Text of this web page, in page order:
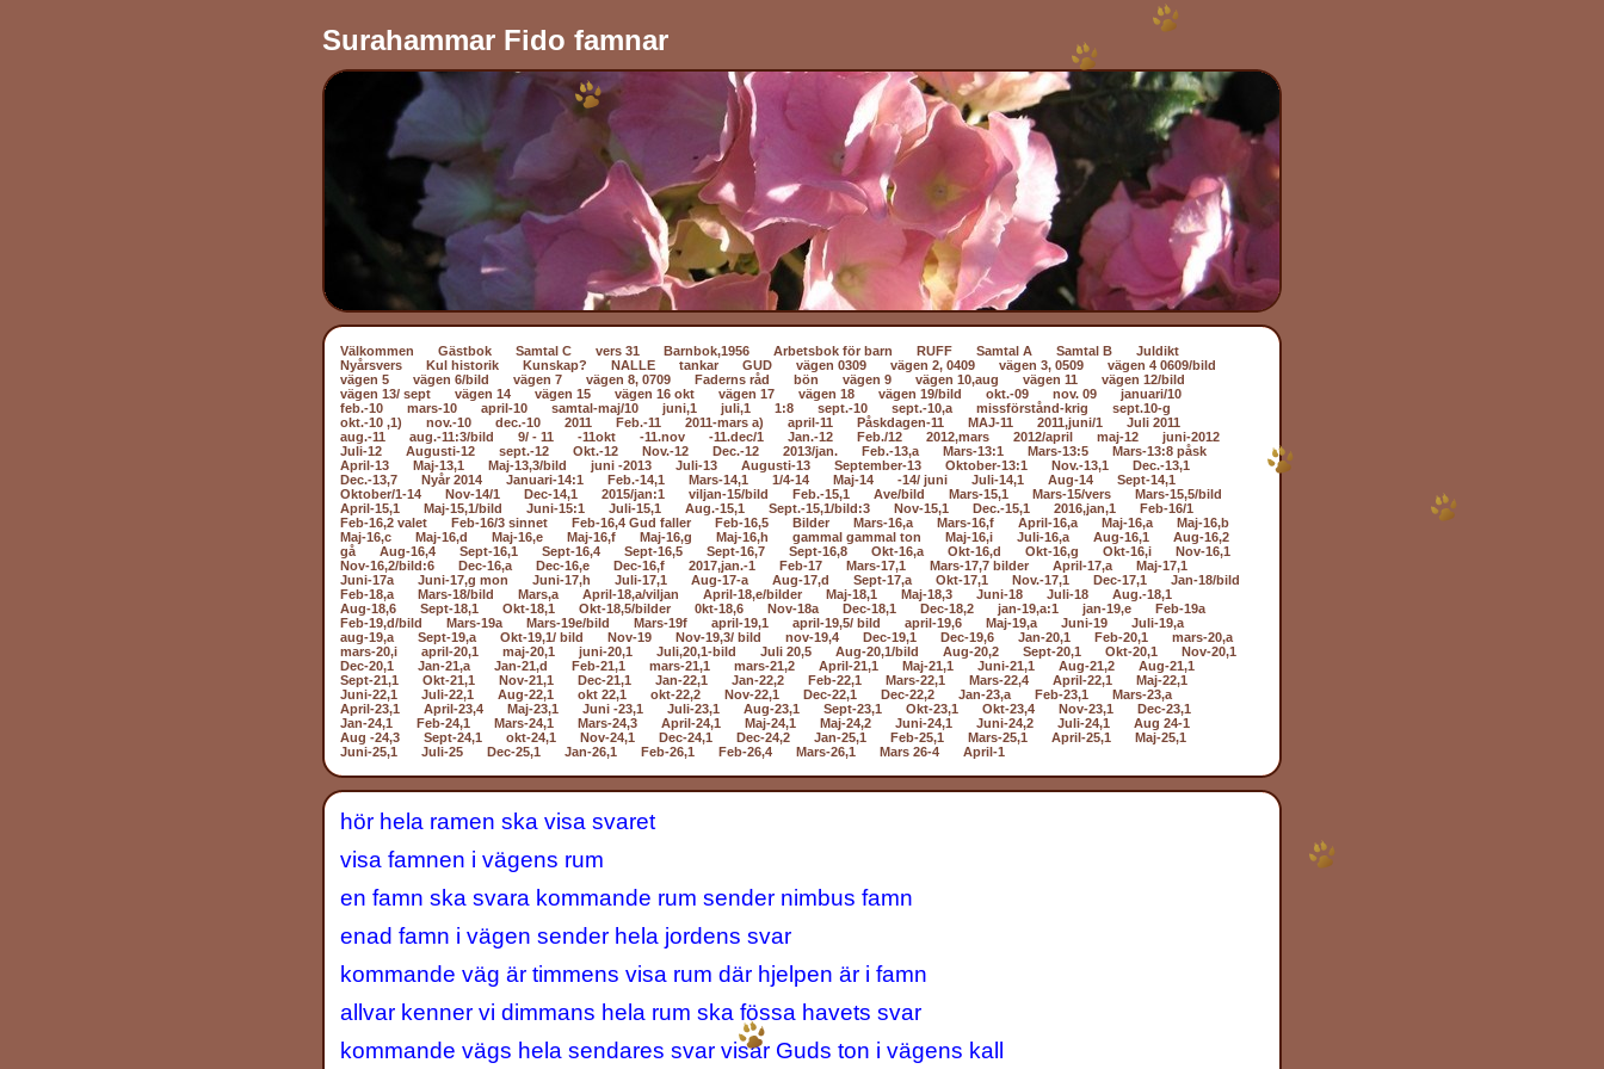
Surahammar Fido famnar
Välkommen Gästbok Samtal C vers 31 Barnbok,1956 Arbetsbok för barn RUFF Samtal A Samtal B
Juldikt
Nyårsvers
Kul historik Kunskap? NALLE tankar GUD vägen 0309 vägen 2, 0409 vägen 3, 0509
vägen 4 0609/bild
vägen 5
vägen 6/bild vägen 7 vägen 8, 0709 Faderns råd bön vägen 9 vägen 10,aug vägen 11
vägen 12/bild
vägen 13/ sept
vägen 14 vägen 15 vägen 16 okt vägen 17 vägen 18 vägen 19/bild okt.-09 nov. 09
januari/10
feb.-10
mars-10 april-10 samtal-maj/10 juni,1 juli,1 1:8 sept.-10 sept.-10,a missförstånd-krig
sept.10-g
okt.-10 ,1)
nov.-10 dec.-10 2011 Feb.-11 2011-mars a) april-11 Påskdagen-11 MAJ-11 2011,juni/1
Juli 2011
aug.-11
aug.-11:3/bild 9/ - 11 -11okt -11.nov -11.dec/1 Jan.-12 Feb./12 2012,mars 2012/april maj-12
juni-2012
Juli-12
Augusti-12 sept.-12 Okt.-12 Nov.-12 Dec.-12 2013/jan. Feb.-13,a Mars-13:1 Mars-13:5
Mars-13:8 påsk
April-13
Maj-13,1 Maj-13,3/bild juni -2013 Juli-13 Augusti-13 September-13 Oktober-13:1 Nov.-13,1
Dec.-13,1
Dec.-13,7
Nyår 2014 Januari-14:1 Feb.-14,1 Mars-14,1 1/4-14 Maj-14 -14/ juni Juli-14,1 Aug-14
Sept-14,1
Oktober/1-14
Nov-14/1 Dec-14,1 2015/jan:1 viljan-15/bild Feb.-15,1 Ave/bild Mars-15,1 Mars-15/vers
Mars-15,5/bild
April-15,1
Maj-15,1/bild Juni-15:1 Juli-15,1 Aug.-15,1 Sept.-15,1/bild:3 Nov-15,1 Dec.-15,1 2016,jan,1
Feb-16/1
Feb-16,2 valet
Feb-16/3 sinnet Feb-16,4 Gud faller Feb-16,5 Bilder Mars-16,a Mars-16,f April-16,a Maj-16,a
Maj-16,b
Maj-16,c
Maj-16,d Maj-16,e Maj-16,f Maj-16,g Maj-16,h gammal gammal ton Maj-16,i Juli-16,a Aug-16,1
Aug-16,2
gå
Aug-16,4 Sept-16,1 Sept-16,4 Sept-16,5 Sept-16,7 Sept-16,8 Okt-16,a Okt-16,d Okt-16,g Okt-16,i
Nov-16,1
Nov-16,2/bild:6
Dec-16,a Dec-16,e Dec-16,f 2017,jan.-1 Feb-17 Mars-17,1 Mars-17,7 bilder April-17,a
Maj-17,1
Juni-17a
Juni-17,g mon Juni-17,h Juli-17,1 Aug-17-a Aug-17,d Sept-17,a Okt-17,1 Nov.-17,1 Dec-17,1
Jan-18/bild
Feb-18,a
Mars-18/bild Mars,a April-18,a/viljan April-18,e/bilder Maj-18,1 Maj-18,3 Juni-18 Juli-18
Aug.-18,1
Aug-18,6
Sept-18,1 Okt-18,1 Okt-18,5/bilder 0kt-18,6 Nov-18a Dec-18,1 Dec-18,2 jan-19,a:1 jan-19,e
Feb-19a
Feb-19,d/bild
Mars-19a Mars-19e/bild Mars-19f april-19,1 april-19,5/ bild april-19,6 Maj-19,a Juni-19
Juli-19,a
aug-19,a
Sept-19,a Okt-19,1/ bild Nov-19 Nov-19,3/ bild nov-19,4 Dec-19,1 Dec-19,6 Jan-20,1 Feb-20,1
mars-20,a
mars-20,i
april-20,1 maj-20,1 juni-20,1 Juli,20,1-bild Juli 20,5 Aug-20,1/bild Aug-20,2 Sept-20,1 Okt-20,1
Nov-20,1
Dec-20,1
Jan-21,a Jan-21,d Feb-21,1 mars-21,1 mars-21,2 April-21,1 Maj-21,1 Juni-21,1 Aug-21,2
Aug-21,1
Sept-21,1
Okt-21,1 Nov-21,1 Dec-21,1 Jan-22,1 Jan-22,2 Feb-22,1 Mars-22,1 Mars-22,4 April-22,1
Maj-22,1
Juni-22,1
Juli-22,1 Aug-22,1 okt 22,1 okt-22,2 Nov-22,1 Dec-22,1 Dec-22,2 Jan-23,a Feb-23,1
Mars-23,a
April-23,1
April-23,4 Maj-23,1 Juni -23,1 Juli-23,1 Aug-23,1 Sept-23,1 Okt-23,1 Okt-23,4 Nov-23,1
Dec-23,1
Jan-24,1
Feb-24,1 Mars-24,1 Mars-24,3 April-24,1 Maj-24,1 Maj-24,2 Juni-24,1 Juni-24,2 Juli-24,1
Aug 24-1
Aug -24,3
Sept-24,1 okt-24,1 Nov-24,1 Dec-24,1 Dec-24,2 Jan-25,1 Feb-25,1 Mars-25,1 April-25,1
Maj-25,1
Juni-25,1
Juli-25 Dec-25,1 Jan-26,1 Feb-26,1 Feb-26,4 Mars-26,1 Mars 26-4 April-1
hör hela ramen ska visa svaret
visa famnen i vägens rum
en famn ska svara kommande rum sender nimbus famn
enad famn i vägen sender hela jordens svar
kommande väg är timmens visa rum där hjelpen är i famn
allvar kenner vi dimmans hela rum ska fössa havets svar
kommande vägs hela sendares svar visar Guds ton i vägens kall